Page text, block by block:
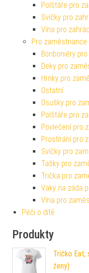
Polštáře pro
Svíčky pro
Vína pro
Pro zaměstnance
Bonboniéry
Deky pro
Hrnky pro
Ostatní
Osušky pro
Polštáře pro
Povlečení pro
Prostírání pro
Svíčky pro
Tašky pro
Trička pro
Vaky na záda
Vína pro
Péči o dítě
Produkty
Tričko Eat,
ženy)